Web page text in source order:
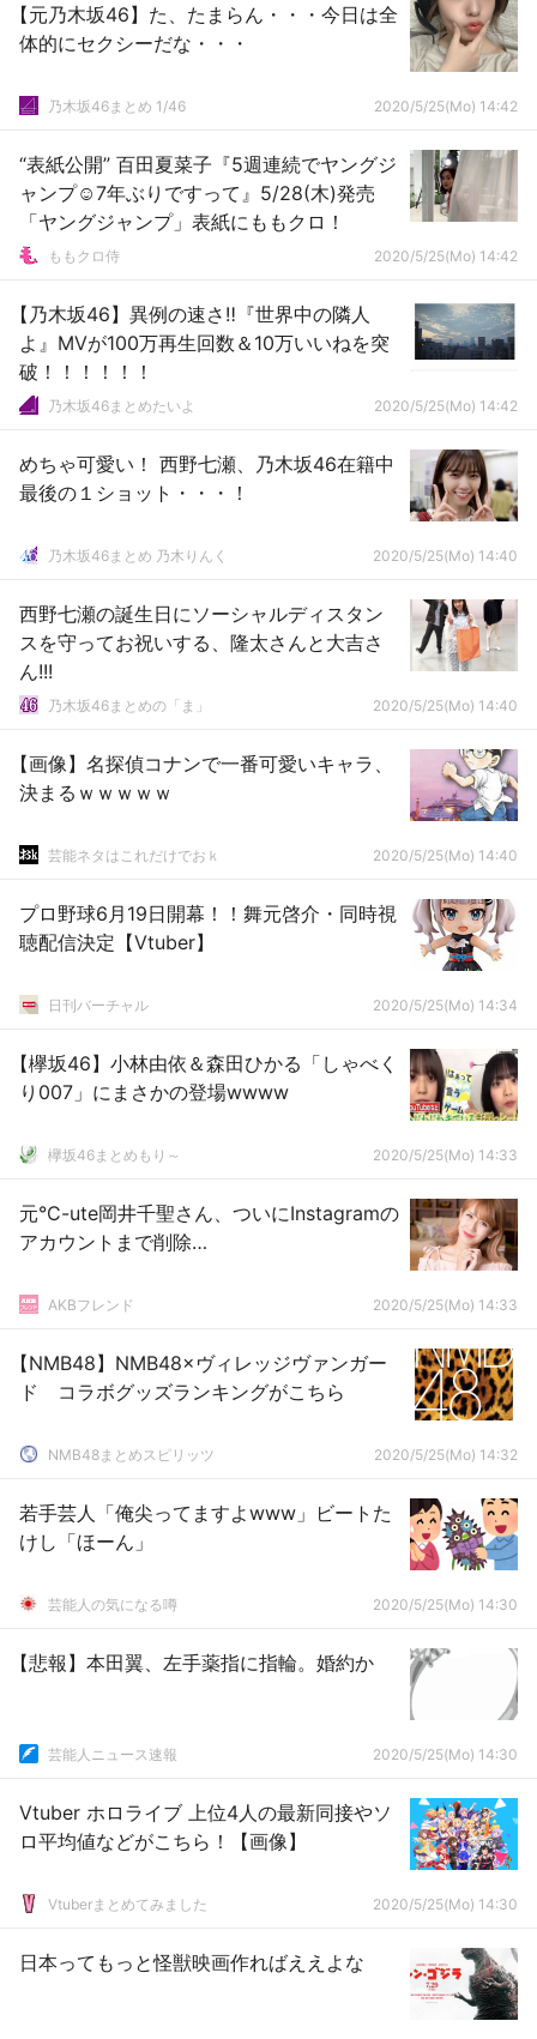
【元乃木坂46】た、たまらん・・・今日は全
体的にセクシーだな・・・
乃木坂46まとめ 1/46 2020/5/25(Mo) 14:42
“表紙公開” 百田夏菜子『5週連続でヤングジ
ャンプ☺︎7年ぶりですって』5/28(木)発売
「ヤングジャンプ」表紙にももクロ！
ももクロ侍 2020/5/25(Mo) 14:42
【乃木坂46】異例の速さ‼『世界中の隣人
よ』MVが100万再生回数＆10万いいねを突
破！！！！！！
乃木坂46まとめたいよ 2020/5/25(Mo) 14:42
めちゃ可愛い！ 西野七瀬、乃木坂46在籍中
最後の１ショット・・・！
乃木坂46まとめ 乃木りんく 2020/5/25(Mo) 14:40
西野七瀬の誕生日にソーシャルディスタン
スを守ってお祝いする、隆太さんと大吉さ
ん!!!
乃木坂46まとめの「ま」 2020/5/25(Mo) 14:40
【画像】名探偵コナンで一番可愛いキャラ、
決まるｗｗｗｗｗ
芸能ネタはこれだけでおｋ 2020/5/25(Mo) 14:40
プロ野球6月19日開幕！！舞元啓介・同時視
聴配信決定【Vtuber】
日刊バーチャル 2020/5/25(Mo) 14:34
【欅坂46】小林由依＆森田ひかる「しゃべく
り007」にまさかの登場wwww
欅坂46まとめもり～ 2020/5/25(Mo) 14:33
元°C-ute岡井千聖さん、ついにInstagramの
アカウントまで削除…
AKBフレンド 2020/5/25(Mo) 14:33
【NMB48】NMB48×ヴィレッジヴァンガー
ド コラボグッズランキングがこちら
NMB48まとめスピリッツ 2020/5/25(Mo) 14:32
若手芸人「俺尖ってますよwww」ビートた
けし「ほーん」
芸能人の気になる噂 2020/5/25(Mo) 14:30
【悲報】本田翼、左手薬指に指輪。婚約か
芸能人ニュース速報 2020/5/25(Mo) 14:30
Vtuber ホロライブ 上位4人の最新同接やソ
ロ平均値などがこちら！【画像】
Vtuberまとめてみました 2020/5/25(Mo) 14:30
日本ってもっと怪獣映画作ればええよな